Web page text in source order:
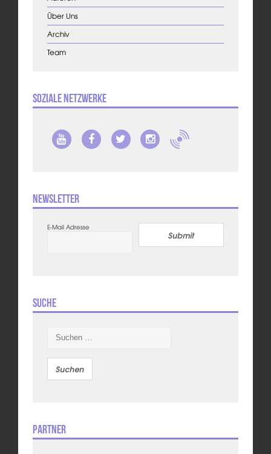
Über Uns
Archiv
Team
Soziale Netzwerke
Newsletter
E-Mail Adresse
Submit
Suche
nach:
Partner